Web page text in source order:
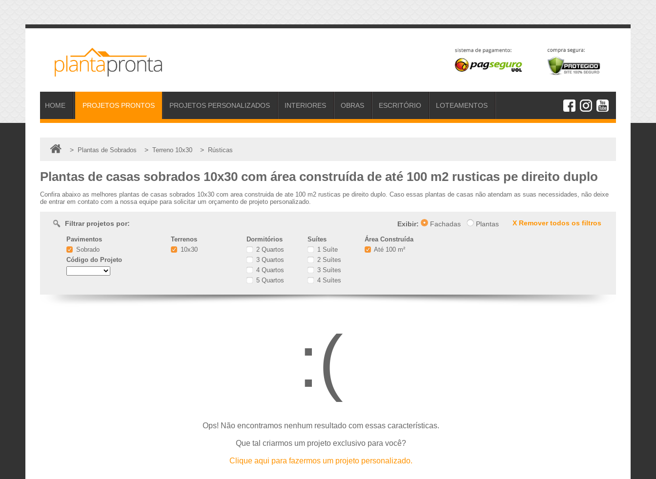
HOME PROJETOS PRONTOS PROJETOS PERSONALIZADOS INTERIORES OBRAS ESCRITÓRIO LOTEAMENTOS
> Plantas de Sobrados > Terreno 10x30 > Rústicas
Plantas de casas sobrados 10x30 com área construída de até 100 m2 rusticas pe direito duplo
Confira abaixo as melhores plantas de casas sobrados 10x30 com area construida de ate 100 m2 rusticas pe direito duplo. Caso essas plantas de casas não atendam as suas necessidades, não deixe
de entrar em contato com a nossa equipe para solicitar um orçamento de projeto personalizado.
X Remover todos os filtros
Filtrar projetos por: Exibir: Fachadas Plantas
Pavimentos
Sobrado
Código do Projeto
Terrenos
10x30
Dormitórios
2 Quartos
3 Quartos
4 Quartos
5 Quartos
Suítes
1 Suíte
2 Suítes
3 Suítes
4 Suítes
Área Construída
Até 100 m²
:(
Ops! Não encontramos nenhum resultado com essas características.
Que tal criarmos um projeto exclusivo para você?
Clique aqui para fazermos um projeto personalizado.